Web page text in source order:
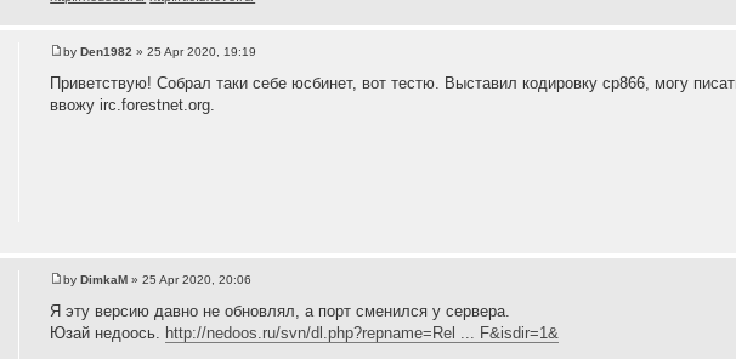
byDen1982 » 25 Apr 2020, 19:19
Приветствую! Собрал таки себе юсбинет, вот тестю. Выставил кодировку cp866, могу
ввожу irc.forestnet.org.
byDimkaM » 25 Apr 2020, 20:06
Я эту версию давно не обновлял, а порт сменился у сервера.
Юзай недоось.
http://nedoos.ru/svn/dl.php?repname=Rel ... F&isdir=1&